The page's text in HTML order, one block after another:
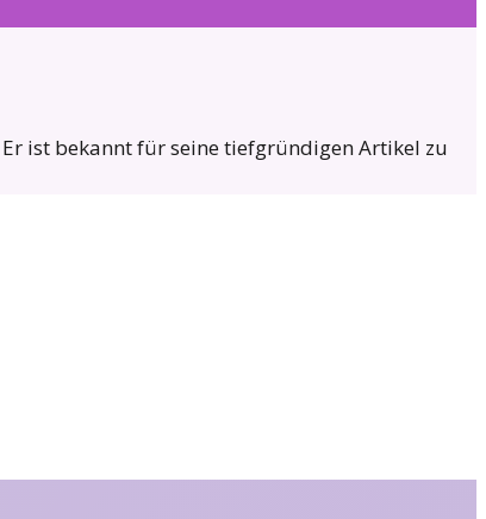
ist bekannt für seine tiefgründigen Artikel zu